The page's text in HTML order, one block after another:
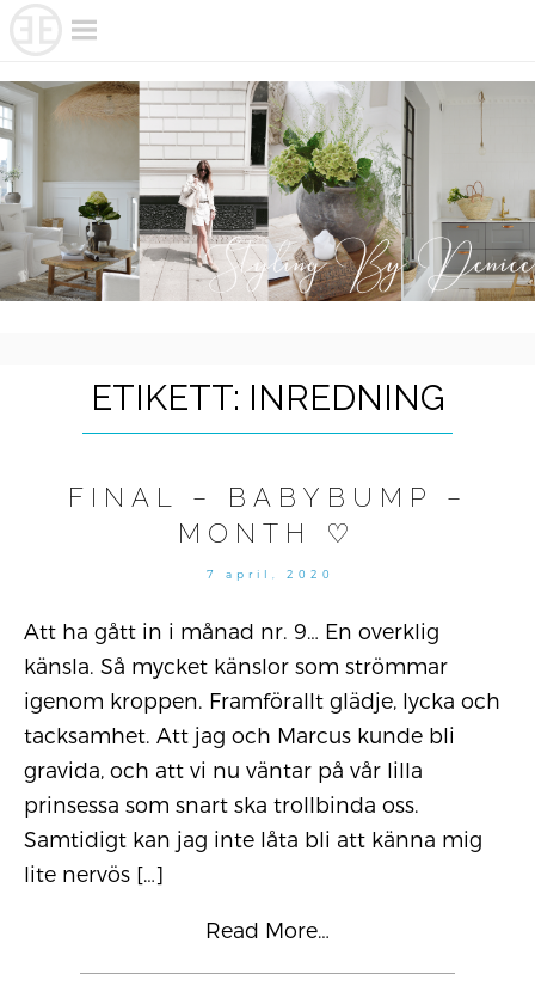
to
content
ETIKETT: INREDNING
FINAL – BABYBUMP –
MONTH ♡
7 april, 2020
Att ha gått in i månad nr. 9… En overklig
känsla. Så mycket känslor som strömmar
igenom kroppen. Framförallt glädje, lycka och
tacksamhet. Att jag och Marcus kunde bli
gravida, och att vi nu väntar på vår lilla
prinsessa som snart ska trollbinda oss.
Samtidigt kan jag inte låta bli att känna mig
lite nervös […]
Read More…